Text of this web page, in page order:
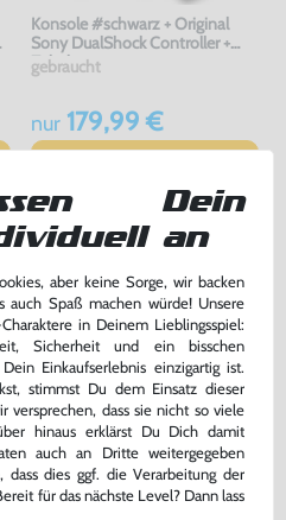
Konsole #schwarz + Original
Sony DualShock Controller +
Zubehör
gebraucht
nur179,99 €
DAZU
Dein
an
aber keine Sorge, wir backen
auch Spaß machen würde! Unsere
in Deinem Lieblingsspiel:
Sicherheit und ein bisschen
Einkaufserlebnis einzigartig ist.
stimmst Du dem Einsatz dieser
versprechen, dass sie nicht so viele
hinaus erklärst Du Dich damit
auch an Dritte weitergegeben
dies ggf. die Verarbeitung der
für das nächste Level? Dann lass